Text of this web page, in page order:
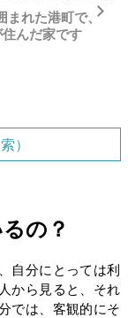
まれた港町で、
んだ家です
）
の？
自分にとっては利
から見ると、それ
では、客観的にそ